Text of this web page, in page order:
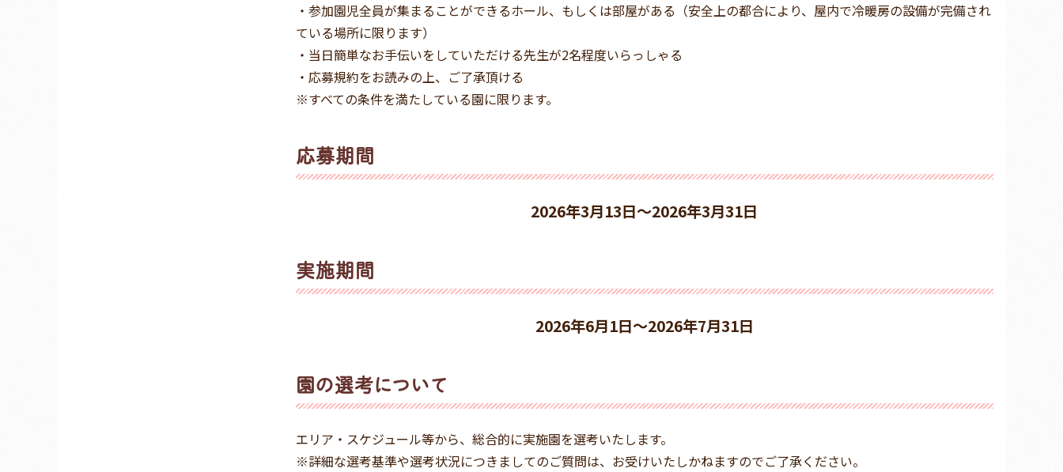
・参加園児全員が集まることができるホール、もしくは部屋がある（安全上の都合により、屋内で冷暖房の設備が完備され
ている場所に限ります）
・当日簡単なお手伝いをしていただける先生が2名程度いらっしゃる
・応募規約をお読みの上、ご了承頂ける
※すべての条件を満たしている園に限ります。
応募期間
2026年3月13日～2026年3月31日
実施期間
2026年6月1日～2026年7月31日
園の選考について
エリア・スケジュール等から、総合的に実施園を選考いたします。
※詳細な選考基準や選考状況につきましてのご質問は、お受けいたしかねますのでご了承ください。